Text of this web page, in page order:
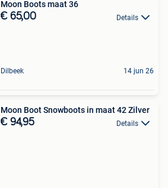
Moon Boots maat 36
€ 65,00 Details
Dilbeek 14 jun 26
Moon Boot Snowboots in maat 42 Zilver
€ 94,95 Details